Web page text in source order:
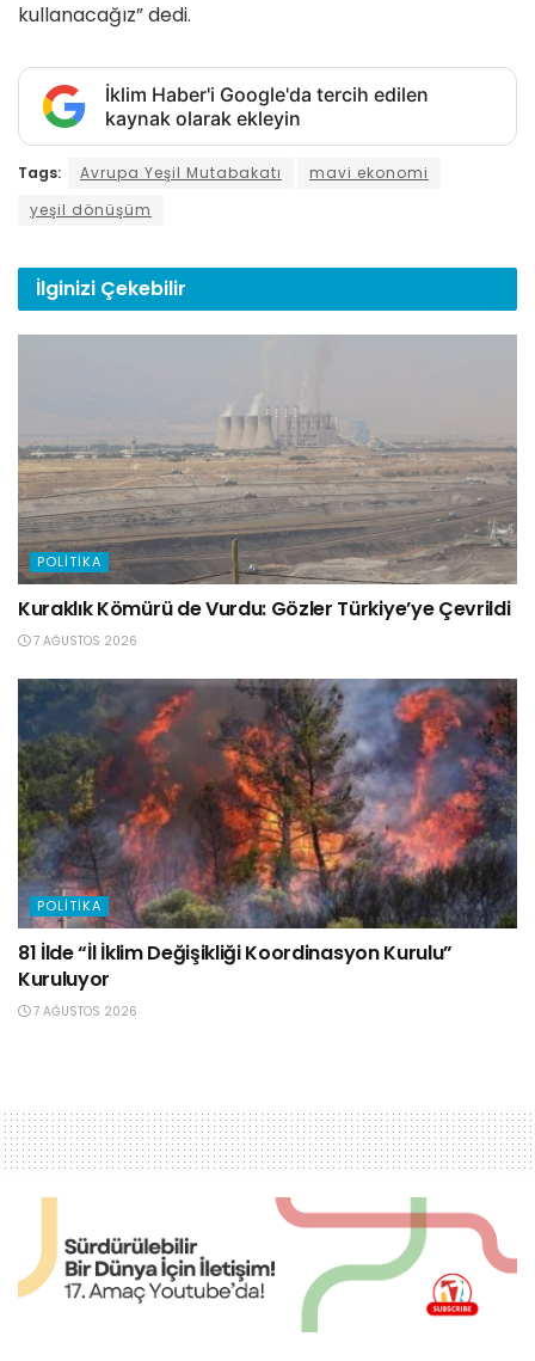
kullanacağız” dedi.
İklim Haber'i Google'da tercih edilen
kaynak olarak ekleyin
Tags: Avrupa Yeşil Mutabakatı
mavi ekonomi
yeşil dönüşüm
İlginizi Çekebilir
POLITIKA
Kuraklık Kömürü de Vurdu: Gözler Türkiye’ye Çevrildi
7 AĞUSTOS 2026
POLITIKA
81 İlde “İl İklim Değişikliği Koordinasyon Kurulu”
Kuruluyor
7 AĞUSTOS 2026